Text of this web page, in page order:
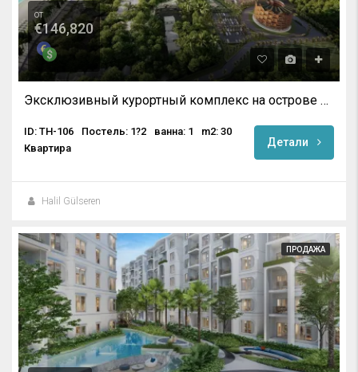
от
€146,820
Эксклюзивный курортный комплекс на острове Пхукет
ID: TH-106 Постель: 1?2 ванна: 1
m2: 30
Квартира
Детали
Halil Gülseren
ПРОДАЖА